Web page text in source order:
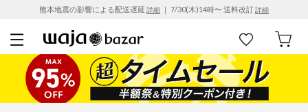
熊本地震の影響による配送遅延 詳細 ｜ 7/30(木)14時〜 送料改訂詳細